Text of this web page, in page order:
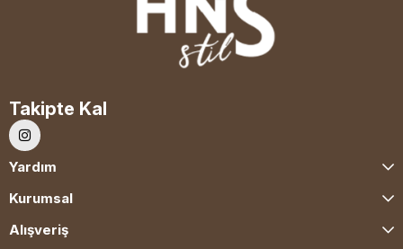
Takipte Kal
Yardım
Kurumsal
Alışveriş